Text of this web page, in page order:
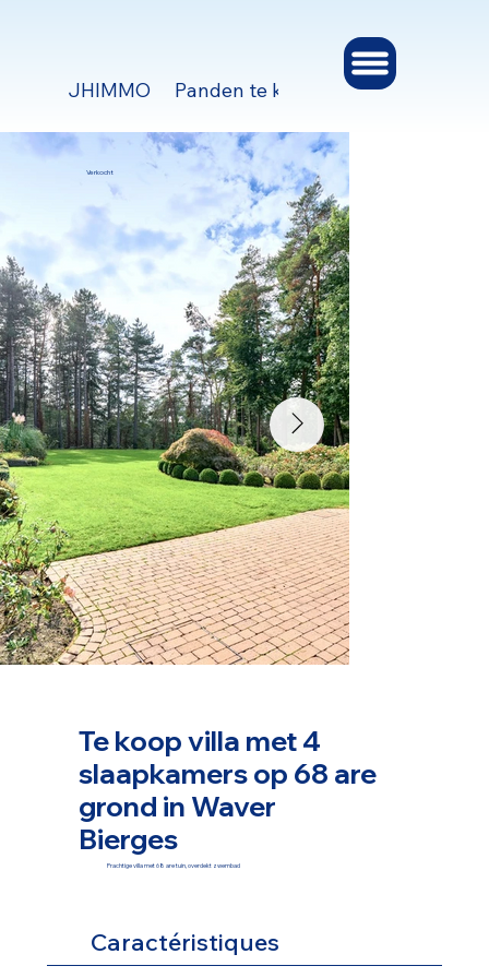
JHIMMO Panden te koop en te huur
Verkocht
Te koop villa met 4
slaapkamers op 68 are
grond in Waver
Bierges
Prachtige villa met 68 are tuin, overdekt zwembad
Caractéristiques